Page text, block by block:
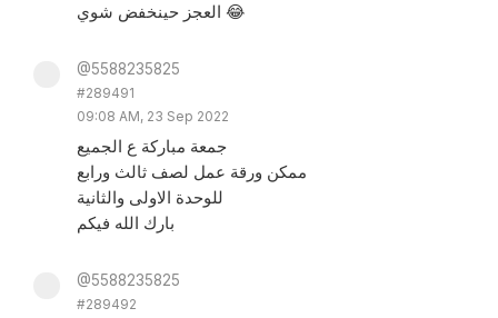
العجز حينخفض شوي 😂
@5588235825
#289491
09:08 AM, 23 Sep 2022
جمعة مباركة ع الجميع
ممكن ورقة عمل لصف ثالث ورابع
للوحدة الاولى والثانية
بارك الله فيكم
@5588235825
#289492